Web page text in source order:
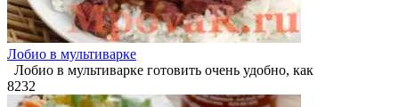
Лобио в мультиварке
Лобио в мультиварке готовить очень удобно, как
8232